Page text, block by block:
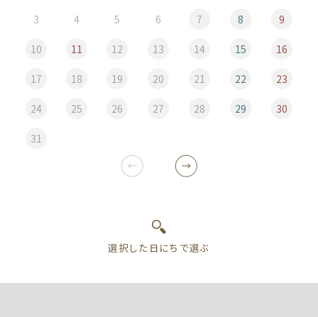
3 4 5 6 7 8 9
10 11 12 13 14 15 16
17 18 19 20 21 22 23
24 25 26 27 28 29 30
31